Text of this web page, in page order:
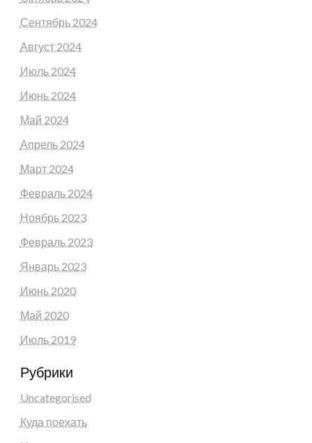
Сентябрь 2024
Август 2024
Июль 2024
Июнь 2024
Май 2024
Апрель 2024
Март 2024
Февраль 2024
Ноябрь 2023
Февраль 2023
Январь 2023
Июнь 2020
Май 2020
Июль 2019
Рубрики
Uncategorised
Куда поехать